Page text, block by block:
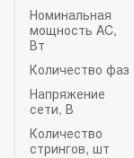
Номинальная
мощность AC,
Вт
Количество фаз
Напряжение
сети, В
Количество
стрингов, шт